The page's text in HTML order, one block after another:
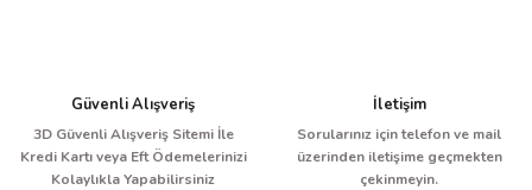
Güvenli Alışveriş
3D Güvenli Alışveriş Sitemi İle
Kredi Kartı veya Eft Ödemelerinizi
Kolaylıkla Yapabilirsiniz
İletişim
Sorularınız için telefon ve mail
üzerinden iletişime geçmekten
çekinmeyin.